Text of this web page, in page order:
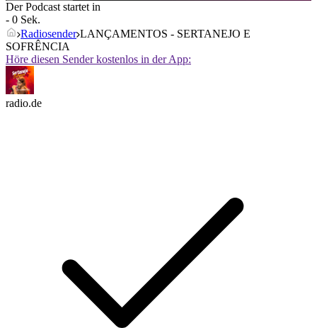
Der Podcast startet in
- 0 Sek.
Radiosender LANÇAMENTOS - SERTANEJO E
SOFRÊNCIA
Höre diesen Sender kostenlos in der App:
radio.de